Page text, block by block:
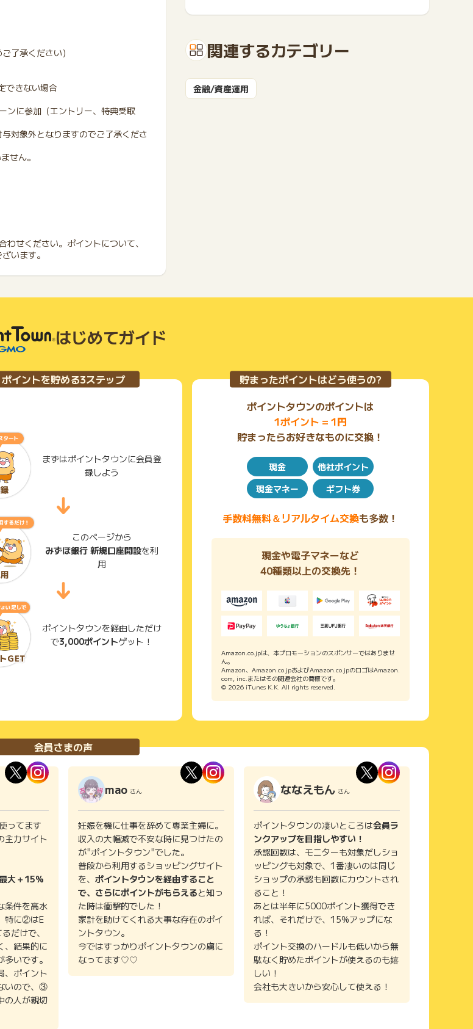
了承ください）
できない場合
ンに参加（エントリー、特典受取
対象外となりますのでご了承くださ
せん。
わせください。ポイントについて、
います。
・ご利用手数料無料のATM 平日8:45〜18:00
【みずほ銀行様の主催キャンペーンについて】
ーンが異なる場合がございます。
最新のキャンペーンにつきましては、みずほ銀行様の公
関連するカテゴリー
金融/資産運用
はじめてガイド
ポイントを貯める3ステップ
まずはポイントタウンに会員登
録しよう
このページから
みずほ銀行 新規口座開設を利
用
ポイントタウンを経由しただけ
で3,000ポイントゲット！
貯まったポイントはどう使うの?
ポイントタウンのポイントは
1ポイント = 1円
貯まったらお好きなものに交換！
現金
他社ポイント
現金マネー
ギフト券
手数料無料＆リアルタイム交換も多数！
現金や電子マネーなど
40種類以上の交換先！
Amazon.co.jpは、本プロモーションのスポンサーではありませ
ん。
Amazon、Amazon.co.jpおよびAmazon.co.jpのロゴはAmazon.
com, inc.またはその関連会社の商標です。
© 2026 iTunes K.K. All rights reserved.
会員さまの声
ってます
主力サイト
大＋15%
条件を高水
特に②はE
だけで、
、結果的に
いです。
、ポイント
いので、③
の人が親切
mao さん
妊娠を機に仕事を辞めて専業主婦に。
収入の大幅減で不安な時に見つけたの
が"ポイントタウン"でした。
普段から利用するショッピングサイト
を、 ポイントタウンを経由すること
で、さらにポイントがもらえると知っ
た時は衝撃的でした！
家計を助けてくれる大事な存在のポイ
ントタウン。
今ではすっかりポイントタウンの虜に
なってます♡♡
ななえもん さん
ポイントタウンの凄いところは会員ラ
ンクアップを目指しやすい！
承認回数は、モニターも対象だしショ
ッピングも対象で、1番凄いのは同じ
ショップの承認も回数にカウントされ
ること！
あとは半年に5000ポイント獲得でき
れば、それだけで、15%アップにな
る！
ポイント交換のハードルも低いから無
駄なく貯めたポイントが使えるのも嬉
しい！
会社も大きいから安心して使える！